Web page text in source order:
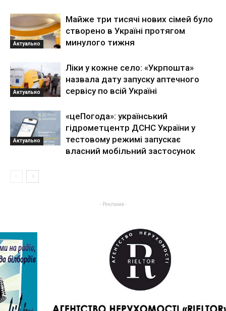
Актуально
Майже три тисячі нових сімей було
створено в Україні протягом
минулого тижня
Актуально
Ліки у кожне село: «Укрпошта»
назвала дату запуску аптечного
сервісу по всій Україні
Актуально
«цеПогода»: український
гідрометцентр ДСНС України у
тестовому режимі запускає
власний мобільний застосунок
- Реклама -